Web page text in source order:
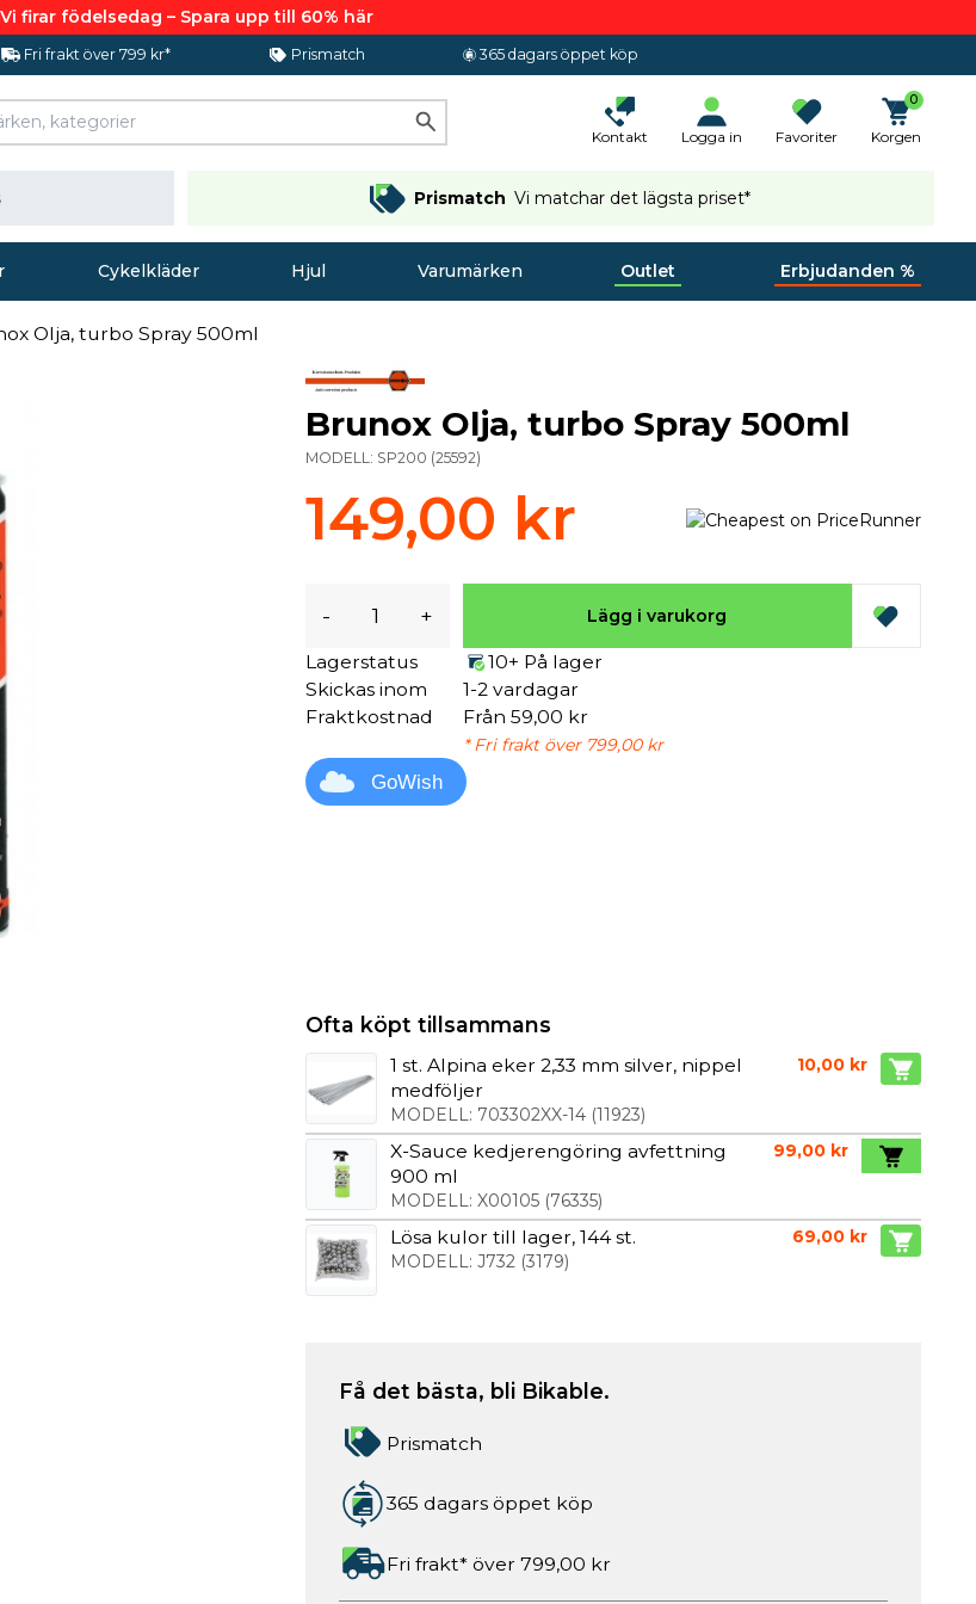
Vi firar födelsedag – Spara upp till 60% här
Fri frakt över 799 kr* Prismatch 365 dagars öppet köp
Kontakt Logga in Favoriter
0
Korgen
Prismatch Vi matchar det lägsta priset*
Cykelkläder Hjul Varumärken Outlet Erbjudanden %
Olja, turbo Spray 500ml
Brunox Olja, turbo Spray 500ml
MODELL: SP200 (25592)
149,00 kr
- + Lägg i varukorg
Lagerstatus
10+ På lager
Skickas inom
1-2 vardagar
Fraktkostnad
Från 59,00 kr
* Fri frakt över 799,00 kr
GoWish
Ofta köpt tillsammans
1 st. Alpina eker 2,33 mm silver, nippel
medföljer
MODELL: 703302XX-14(11923)
10,00 kr
X-Sauce kedjerengöring avfettning
900 ml
MODELL: X00105(76335)
99,00 kr
Lösa kulor till lager, 144 st.
MODELL: J732(3179)
69,00 kr
Få det bästa, bli Bikable.
Prismatch
365 dagars öppet köp
Fri frakt* över 799,00 kr